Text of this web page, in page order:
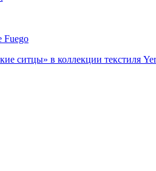
Fuego
ситцы» в коллекции текстиля